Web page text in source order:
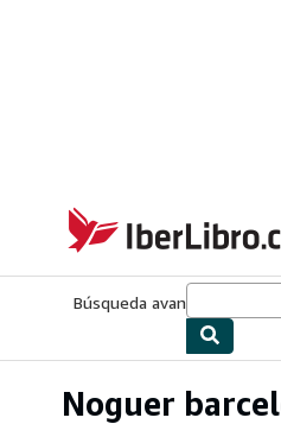
IberLibro.com
Búsqueda avanzada
Noguer